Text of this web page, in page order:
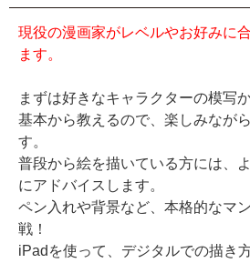
現役の漫画家がレベルやお好みに
ます。
まずは好きなキャラクターの模写
基本から教えるので、楽しみなが
す。
普段から絵を描いている方には、
にアドバイスします。
ペン入れや背景など、本格的なマ
戦！
iPadを使って、デジタルでの描き